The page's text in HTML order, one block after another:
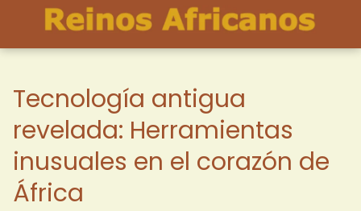
Tecnología antigua
revelada: Herramientas
inusuales en el corazón de
África